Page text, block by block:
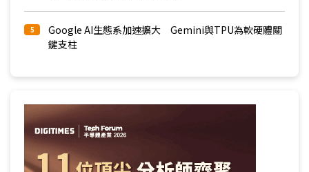
5
Google AI生態系加速擴大 Gemini與TPU為軟硬體關
鍵支柱